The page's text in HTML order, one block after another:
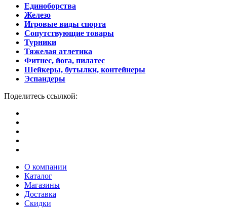
Единоборства
Железо
Игровые виды спорта
Сопутствующие товары
Турники
Тяжелая атлетика
Фитнес, йога, пилатес
Шейкеры, бутылки, контейнеры
Эспандеры
Поделитесь ссылкой:
О компании
Каталог
Магазины
Доставка
Скидки